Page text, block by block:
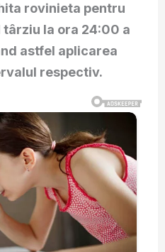
rovinieta pentru
târziu la ora 24:00 a
astfel aplicarea
respectiv.